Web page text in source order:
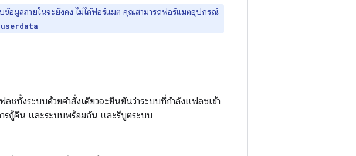
อมูลภายในจะยังคง ไม่ได้ฟอร์แมต คุณสามารถฟอร์แมตอุปกรณ์
ชทั้งระบบด้วยคำสั่งเดียวจะยืนยันว่าระบบที่กำลังแฟลชเข้า
รกู้คืน และระบบพร้อมกัน และรีบูตระบบ